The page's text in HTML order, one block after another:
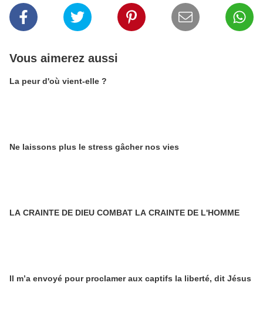
Vous aimerez aussi
La peur d'où vient-elle ?
Ne laissons plus le stress gâcher nos vies
LA CRAINTE DE DIEU COMBAT LA CRAINTE DE L'HOMME
Il m’a envoyé pour proclamer aux captifs la liberté, dit Jésus